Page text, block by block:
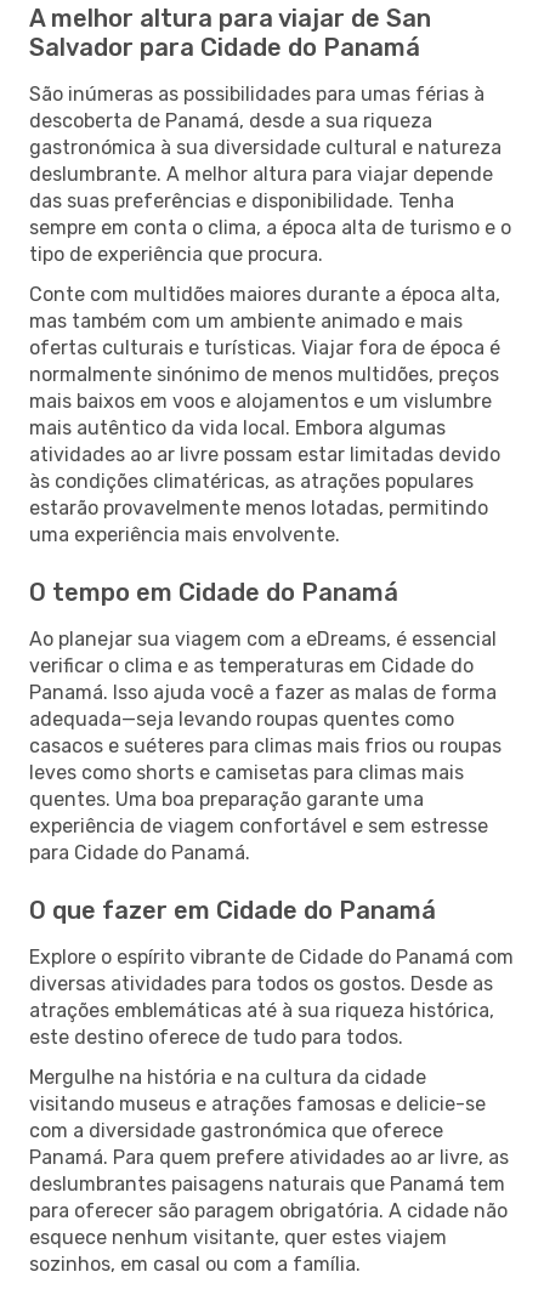
A melhor altura para viajar de San
Salvador para Cidade do Panamá
São inúmeras as possibilidades para umas férias à
descoberta de Panamá, desde a sua riqueza
gastronómica à sua diversidade cultural e natureza
deslumbrante. A melhor altura para viajar depende
das suas preferências e disponibilidade. Tenha
sempre em conta o clima, a época alta de turismo e o
tipo de experiência que procura.
Conte com multidões maiores durante a época alta,
mas também com um ambiente animado e mais
ofertas culturais e turísticas. Viajar fora de época é
normalmente sinónimo de menos multidões, preços
mais baixos em voos e alojamentos e um vislumbre
mais autêntico da vida local. Embora algumas
atividades ao ar livre possam estar limitadas devido
às condições climatéricas, as atrações populares
estarão provavelmente menos lotadas, permitindo
uma experiência mais envolvente.
O tempo em Cidade do Panamá
Ao planejar sua viagem com a eDreams, é essencial
verificar o clima e as temperaturas em Cidade do
Panamá. Isso ajuda você a fazer as malas de forma
adequada—seja levando roupas quentes como
casacos e suéteres para climas mais frios ou roupas
leves como shorts e camisetas para climas mais
quentes. Uma boa preparação garante uma
experiência de viagem confortável e sem estresse
para Cidade do Panamá.
O que fazer em Cidade do Panamá
Explore o espírito vibrante de Cidade do Panamá com
diversas atividades para todos os gostos. Desde as
atrações emblemáticas até à sua riqueza histórica,
este destino oferece de tudo para todos.
Mergulhe na história e na cultura da cidade
visitando museus e atrações famosas e delicie-se
com a diversidade gastronómica que oferece
Panamá. Para quem prefere atividades ao ar livre, as
deslumbrantes paisagens naturais que Panamá tem
para oferecer são paragem obrigatória. A cidade não
esquece nenhum visitante, quer estes viajem
sozinhos, em casal ou com a família.